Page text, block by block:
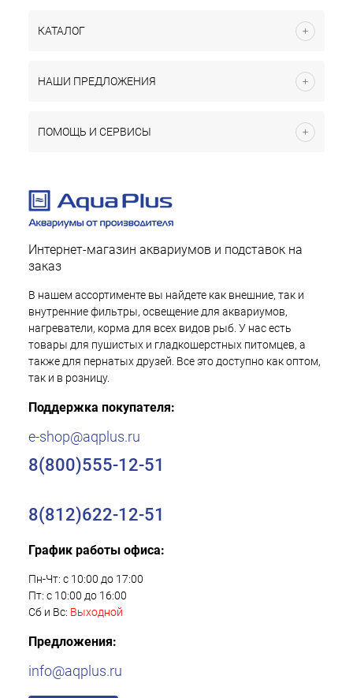
КАТАЛОГ
НАШИ ПРЕДЛОЖЕНИЯ
ПОМОЩЬ И СЕРВИСЫ
Интернет-магазин аквариумов и подставок на
заказ
В нашем ассортименте вы найдете как внешние, так и
внутренние фильтры, освещение для аквариумов,
нагреватели, корма для всех видов рыб. У нас есть
товары для пушистых и гладкошерстных питомцев, а
также для пернатых друзей. Все это доступно как оптом,
так и в розницу.
Поддержка покупателя:
e-shop@aqplus.ru
8(800)555-12-51
8(812)622-12-51
График работы офиса:
Пн-Чт: с 10:00 до 17:00
Пт: с 10:00 до 16:00
Сб и Вс: Выходной
Предложения:
info@aqplus.ru